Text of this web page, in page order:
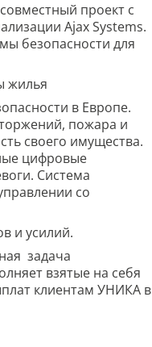
проект с
Ajax Systems.
безопасности для
жилья
в Европе.
пожара и
своего имущества.
цифровые
Система
со
и усилий.
задача
взятые на себя
клиентам УНИКА в